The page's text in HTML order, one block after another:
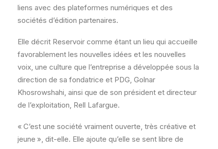
liens avec des plateformes numériques et des
sociétés d’édition partenaires.
Elle décrit Reservoir comme étant un lieu qui accueille
favorablement les nouvelles idées et les nouvelles
voix, une culture que l’entreprise a développée sous la
direction de sa fondatrice et PDG, Golnar
Khosrowshahi, ainsi que de son président et directeur
de l’exploitation, Rell Lafargue.
« C’est une société vraiment ouverte, très créative et
jeune », dit-elle. Elle ajoute qu’elle se sent libre de